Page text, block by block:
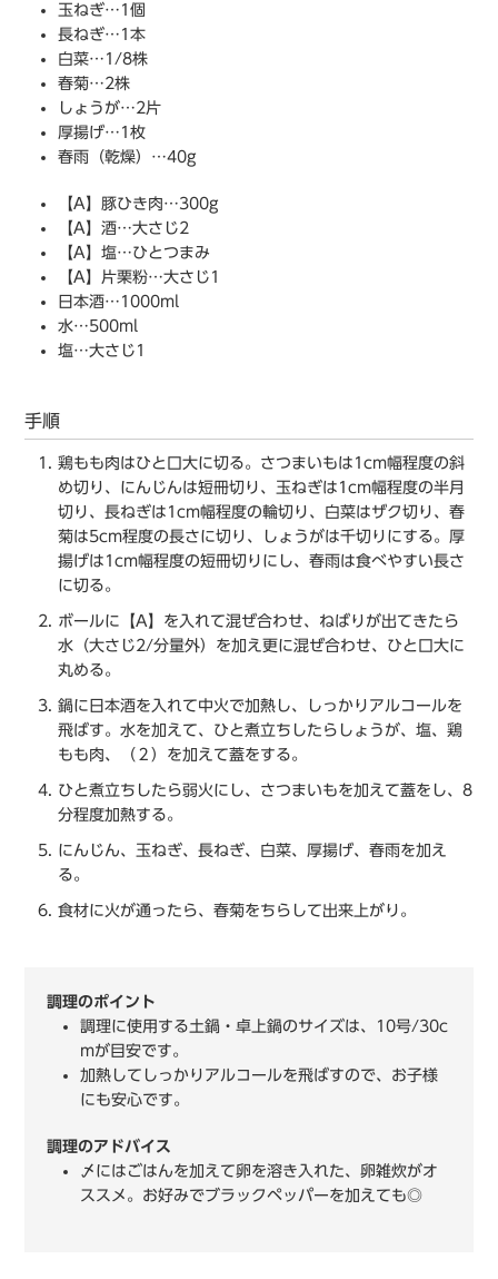
玉ねぎ…1個
長ねぎ…1本
白菜…1/8株
春菊…2株
しょうが…2片
厚揚げ…1枚
春雨（乾燥）…40g
【A】豚ひき肉…300g
【A】酒…大さじ2
【A】塩…ひとつまみ
【A】片栗粉…大さじ1
日本酒…1000ml
水…500ml
塩…大さじ1
手順
鶏もも肉はひと口大に切る。さつまいもは1cm幅程度の斜
め切り、にんじんは短冊切り、玉ねぎは1cm幅程度の半月
切り、長ねぎは1cm幅程度の輪切り、白菜はザク切り、春
菊は5cm程度の長さに切り、しょうがは千切りにする。厚
揚げは1cm幅程度の短冊切りにし、春雨は食べやすい長さ
に切る。
ボールに【A】を入れて混ぜ合わせ、ねばりが出てきたら
水（大さじ2/分量外）を加え更に混ぜ合わせ、ひと口大に
丸める。
鍋に日本酒を入れて中火で加熱し、しっかりアルコールを
飛ばす。水を加えて、ひと煮立ちしたらしょうが、塩、鶏
もも肉、（２）を加えて蓋をする。
ひと煮立ちしたら弱火にし、さつまいもを加えて蓋をし、8
分程度加熱する。
にんじん、玉ねぎ、長ねぎ、白菜、厚揚げ、春雨を加え
る。
食材に火が通ったら、春菊をちらして出来上がり。
調理のポイント
調理に使用する⼟鍋・卓上鍋のサイズは、10号/30c
mが目安です。
加熱してしっかりアルコールを飛ばすので、お子様
にも安心です。
調理のアドバイス
〆にはごはんを加えて卵を溶き入れた、卵雑炊がオ
ススメ。お好みでブラックペッパーを加えても◎